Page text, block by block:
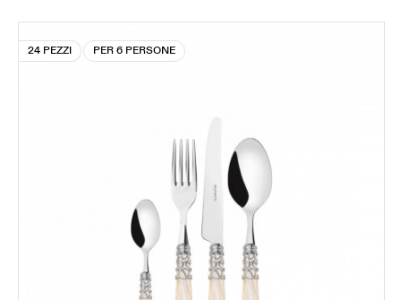
24 PEZZI PER 6 PERSONE